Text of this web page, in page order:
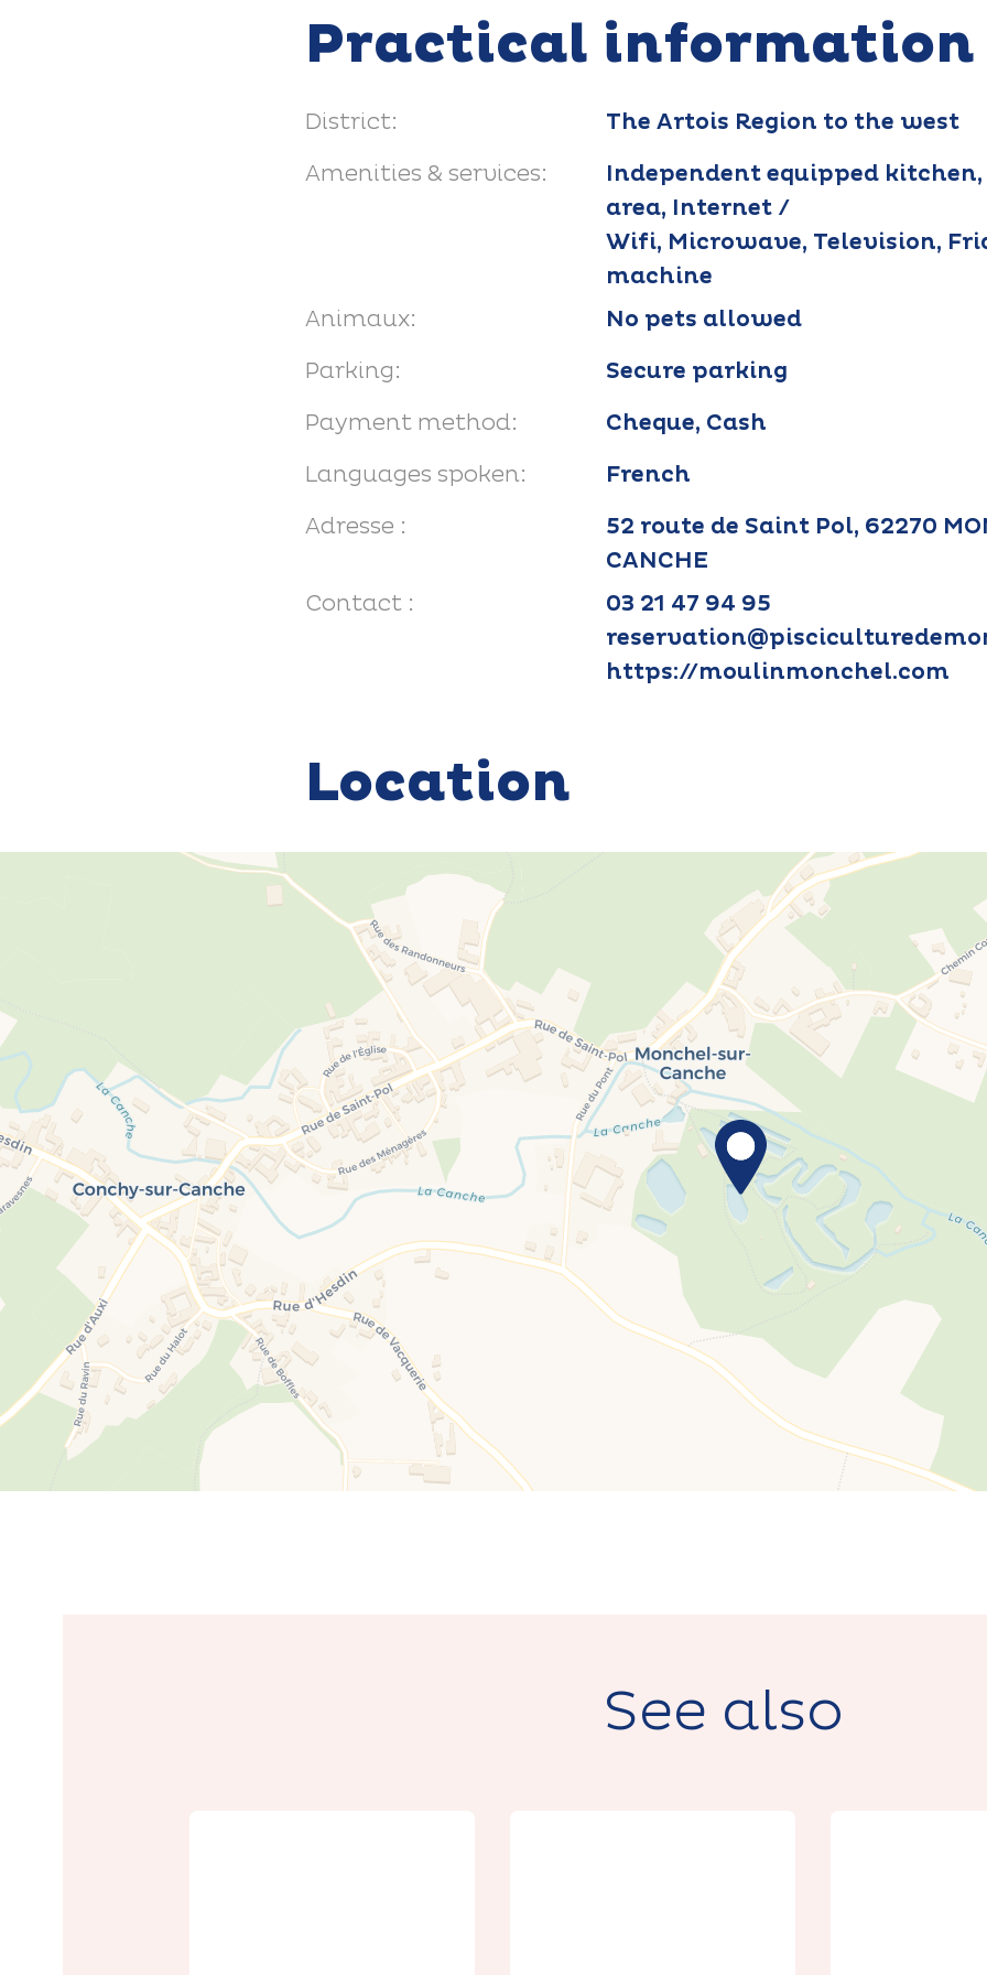
Practical information
District:
The Artois Region to the west
Amenities & services:
Independent equipped kitchen,
area, Internet /
Wifi, Microwave, Television,
machine
Animaux:
No pets allowed
Parking:
Secure parking
Payment method:
Cheque, Cash
Languages spoken:
French
Adresse :
52 route de Saint Pol, 62270
CANCHE
Contact :
03 21 47 94 95
https://moulinmonchel.com
Location
See also